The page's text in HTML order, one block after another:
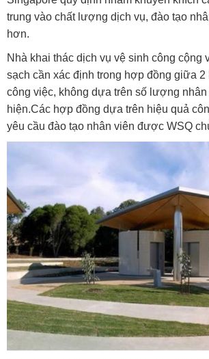
trung vào chất lượng dịch vụ, đào tạo
hơn.
Nhà khai thác dịch vụ vệ sinh công cộng
sạch cần xác định trong hợp đồng giữa 2
công việc, không dựa trên số lượng
hiện.Các hợp đồng dựa trên hiệu quả
yêu cầu đào tạo nhân viên được WSQ